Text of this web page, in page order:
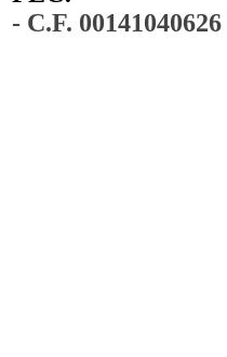
- C.F. 00141040626